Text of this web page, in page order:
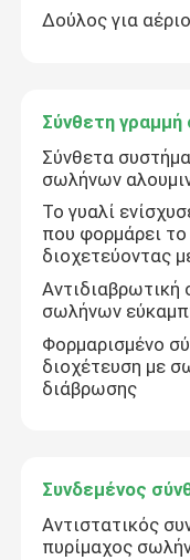
Ποιοτικός
Νέα
Ζητήστε ένα
Ενισχυμένοι
Σύνθετος
Δούλος για
Σύνθετη
Σύνθετα
σωλήνων
Το γυαλί
που φορμάρει
διοχετεύοντας
Αντιδιαβρωτική
σωλήνων
Φορμαρισμένο
διοχέτευση με
διάβρωσης
Συνδεμένος
Αντιστατικός
πυρίμαχος